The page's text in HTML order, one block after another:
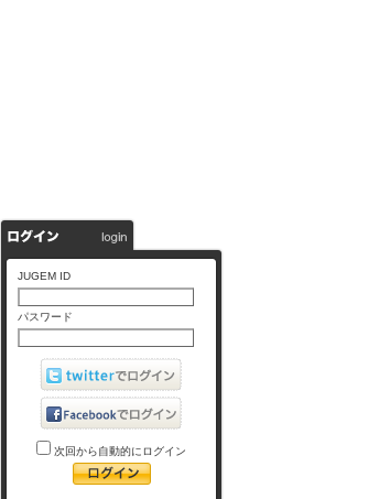
JUGEM ID
パスワード
次回から自動的にログイン